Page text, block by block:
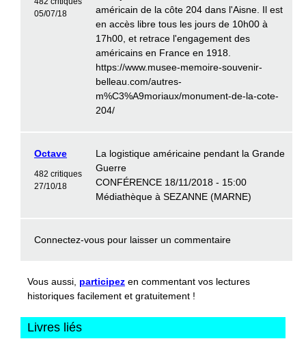
05/07/18
américain de la côte 204 dans l'Aisne. Il est
en accès libre tous les jours de 10h00 à
17h00, et retrace l'engagement des
américains en France en 1918.
https://www.musee-memoire-souvenir-
belleau.com/autres-
m%C3%A9moriaux/monument-de-la-cote-
204/
Octave
482 critiques
27/10/18
La logistique américaine pendant la Grande
Guerre
CONFÉRENCE 18/11/2018 - 15:00
Médiathèque à SEZANNE (MARNE)
Connectez-vous pour laisser un commentaire
Vous aussi, participez en commentant vos lectures
historiques facilement et gratuitement !
Livres liés